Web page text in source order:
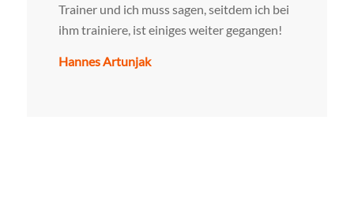
Trainer und ich muss sagen, seitdem ich bei
ihm trainiere, ist einiges weiter gegangen!
Hannes Artunjak